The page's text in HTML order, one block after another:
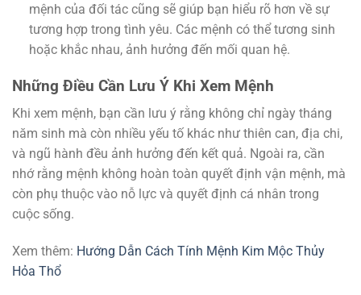
mệnh của đối tác cũng sẽ giúp bạn hiểu rõ hơn về sự
tương hợp trong tình yêu. Các mệnh có thể tương sinh
hoặc khắc nhau, ảnh hưởng đến mối quan hệ.
Những Điều Cần Lưu Ý Khi Xem Mệnh
Khi xem mệnh, bạn cần lưu ý rằng không chỉ ngày tháng
năm sinh mà còn nhiều yếu tố khác như thiên can, địa chi,
và ngũ hành đều ảnh hưởng đến kết quả. Ngoài ra, cần
nhớ rằng mệnh không hoàn toàn quyết định vận mệnh, mà
còn phụ thuộc vào nỗ lực và quyết định cá nhân trong
cuộc sống.
Xem thêm: Hướng Dẫn Cách Tính Mệnh Kim Mộc Thủy
Hỏa Thổ